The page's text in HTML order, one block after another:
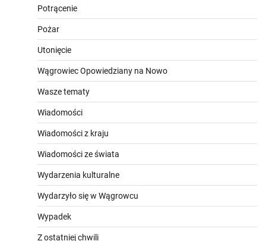
Potrącenie
Pożar
Utonięcie
Wągrowiec Opowiedziany na Nowo
Wasze tematy
Wiadomości
Wiadomości z kraju
Wiadomości ze świata
Wydarzenia kulturalne
Wydarzyło się w Wągrowcu
Wypadek
Z ostatniej chwili